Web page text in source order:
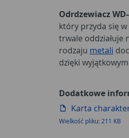
Odrdzewiacz
który przyda się
trwale oddziałuje
rodzaju metali
dzięki
Dodatkowe
Karta
Wielkość pliku: 211 KB